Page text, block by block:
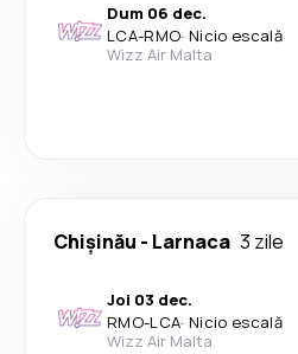
Dum 06 dec.
LCA-RMO· Nicio escală
Wizz Air Malta
Chişinău - Larnaca 3 zile
Joi 03 dec.
RMO-LCA· Nicio escală
Wizz Air Malta